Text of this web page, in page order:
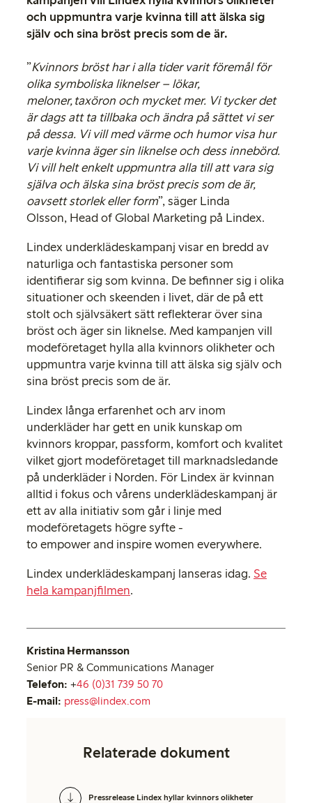
och uppmuntra varje kvinna till att älska sig
själv och sina bröst precis som de är.
”Kvinnors bröst har i alla tider varit föremål för
olika symboliska liknelser – lökar,
meloner, taxöron och mycket mer. Vi tycker det
är dags att ta tillbaka och ändra på sättet vi ser
på dessa. Vi vill med värme och humor visa hur
varje kvinna äger sin liknelse och dess innebörd.
Vi vill helt enkelt uppmuntra alla till att vara sig
själva och älska sina bröst precis som de är,
oavsett storlek eller form”, säger Linda
Olsson, Head of Global Marketing på Lindex.
Lindex underklädes­kampanj visar en bredd av
naturliga och fantastiska personer som
identifierar sig som kvinna. De befinner sig i olika
situationer och skeenden i livet, där de på ett
stolt och självsäkert sätt reflekterar över sina
bröst och äger sin liknelse. Med kampanjen vill
modeföretaget hylla alla kvinnors olikheter och
uppmuntra varje kvinna till att älska sig själv och
sina bröst precis som de är.
Lindex långa erfarenhet och arv inom
underkläder har gett en unik kunskap om
kvinnors kroppar, passform, komfort och kvalitet
vilket gjort modeföretaget till marknadsledande
på underkläder i Norden. För Lindex är kvinnan
alltid i fokus och vårens underklädes­kampanj är
ett av alla initiativ som går i linje med
modeföretagets högre syfte -
to empower and inspire women everywhere.
Lindex underklädes­kampanj lanseras idag. Se
hela kampanjfilmen.
Kristina Hermansson
Senior PR & Communications Manager
Telefon: +46 (0)31 739 50 70
E-mail: press@lindex.com
Relaterade dokument
Pressrelease Lindex hyllar kvinnors olikheter